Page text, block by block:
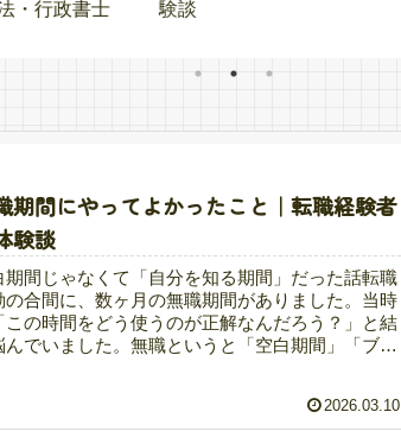
期間にやってよかったこと｜転職経験者
験談
期間じゃなくて「自分を知る期間」だった話転職
の合間に、数ヶ月の無職期間がありました。当時
この時間をどう使うのが正解なんだろう？」と結
んでいました。無職というと「空白期間」「ブラ
2026.03.10